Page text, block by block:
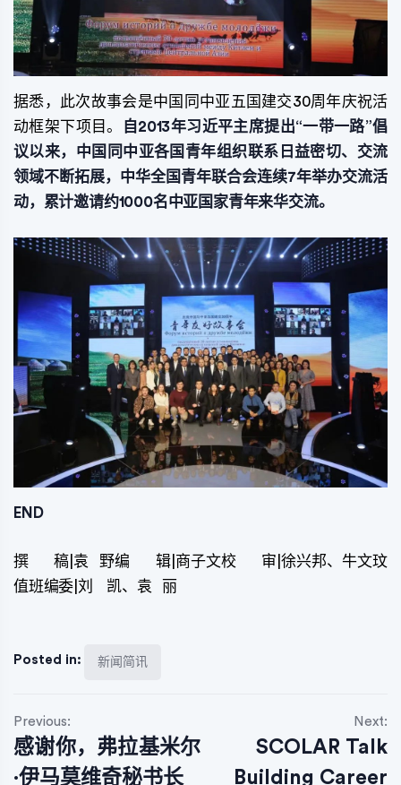
据悉，此次故事会是中国同中亚五国建交30周年庆祝活
动框架下项目。
自2013年习近平主席提出“一带一路”倡
议以来，中国同中亚各国青年组织联系日益密切、交流
领域不断拓展，中华全国青年联合会连续7年举办交流活
动，累计邀请约1000名中亚国家青年来华交流。
END
撰 稿|袁 野编 辑|商子文校 审|徐兴邦、牛文玟
值班编委|刘 凯、袁 丽
Posted in: 新闻简讯
文
章
Previous:
感谢你，弗拉基米尔
·伊马莫维奇秘书长
Next:
SCOLAR Talk
Building Career